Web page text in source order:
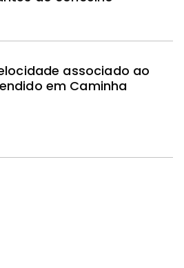
associado ao
em Caminha